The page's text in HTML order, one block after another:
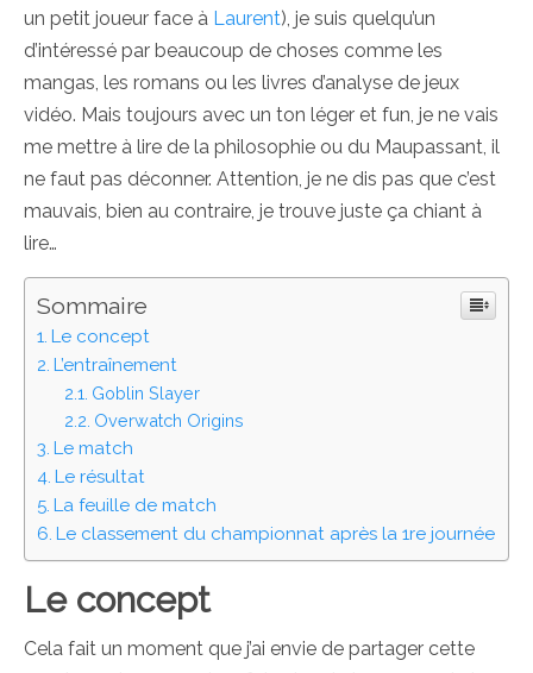
un petit joueur face à Laurent), je suis quelqu’un
d’intéressé par beaucoup de choses comme les
mangas, les romans ou les livres d’analyse de jeux
vidéo. Mais toujours avec un ton léger et fun, je ne vais
me mettre à lire de la philosophie ou du Maupassant, il
ne faut pas déconner. Attention, je ne dis pas que c’est
mauvais, bien au contraire, je trouve juste ça chiant à
lire…
Sommaire
Le concept
L’entraînement
Goblin Slayer
Overwatch Origins
Le match
Le résultat
La feuille de match
Le classement du championnat après la 1re journée
Le concept
Cela fait un moment que j’ai envie de partager cette